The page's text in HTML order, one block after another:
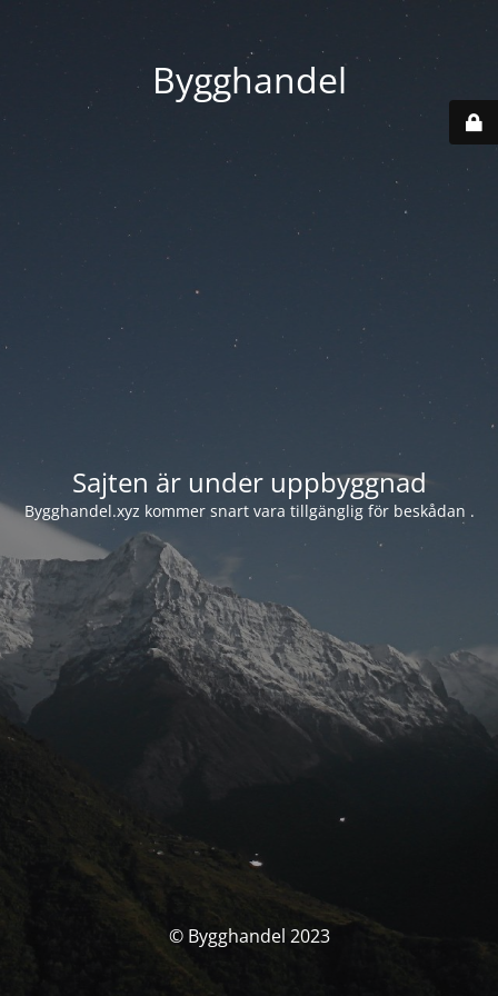
Bygghandel
Sajten är under uppbyggnad
Bygghandel.xyz kommer snart vara tillgänglig för beskådan .
© Bygghandel 2023